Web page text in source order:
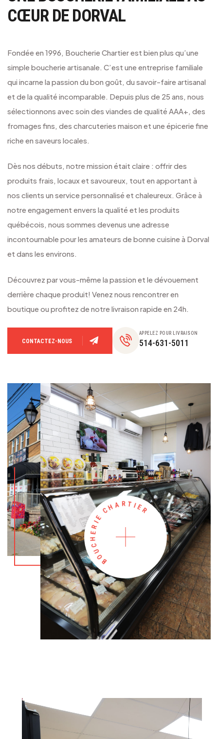
CŒUR DE DORVAL
Fondée en 1996, Boucherie Chartier est bien plus qu’une
simple boucherie artisanale. C’est une entreprise familiale
qui incarne la passion du bon goût, du savoir-faire artisanal
et de la qualité incomparable. Depuis plus de 25 ans, nous
sélectionnons avec soin des viandes de qualité AAA+, des
fromages fins, des charcuteries maison et une épicerie fine
riche en saveurs locales.
Dès nos débuts, notre mission était claire : offrir des
produits frais, locaux et savoureux, tout en apportant à
nos clients un service personnalisé et chaleureux. Grâce à
notre engagement envers la qualité et les produits
québécois, nous sommes devenus une adresse
incontournable pour les amateurs de bonne cuisine à Dorval
et dans les environs.
Découvrez par vous-même la passion et le dévouement
derrière chaque produit! Venez nous rencontrer en
boutique ou profitez de notre livraison rapide en 24h.
CONTACTEZ-NOUS
APPELEZ POUR LIVRAISON
514-631-5011
B
O
U
C
H
E
RIE C H ART
I